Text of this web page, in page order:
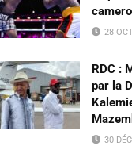
28
RDC :
par la
30